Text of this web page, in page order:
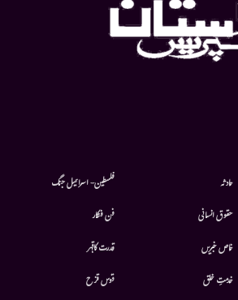
حادثہ
حقوق انسانی
خاص خبریں
خدمتِ خلق
فلسطین- اسرائیل جنگ
فن فنکار
قدرت کاقہر
قوس قزح